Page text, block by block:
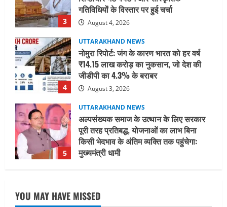
4
नोमुरा रिपोर्ट: जंग के कारण भारत को हर वर्ष
₹14.15 लाख करोड़ का नुकसान, जो देश की
August 3, 2026
5
UTTARAKHAND NEWS
अल्पसंख्यक समाज के उत्थान के लिए सरकार
पूरी तरह प्रतिबद्ध, योजनाओं का लाभ बिना
मुख्यमंत्री धामी
August 2, 2026
UTTARAKHAND NEWS
मिस उत्तराखंड 2026 के सब-कॉन्टेस्ट ‘मिस
ब्यूटीफुल आइज़’ एवं ‘मिस ब्यूटीफुल हेयर’ का
UTTARAKHAND NEWS
YOU MAY HAVE MISSED